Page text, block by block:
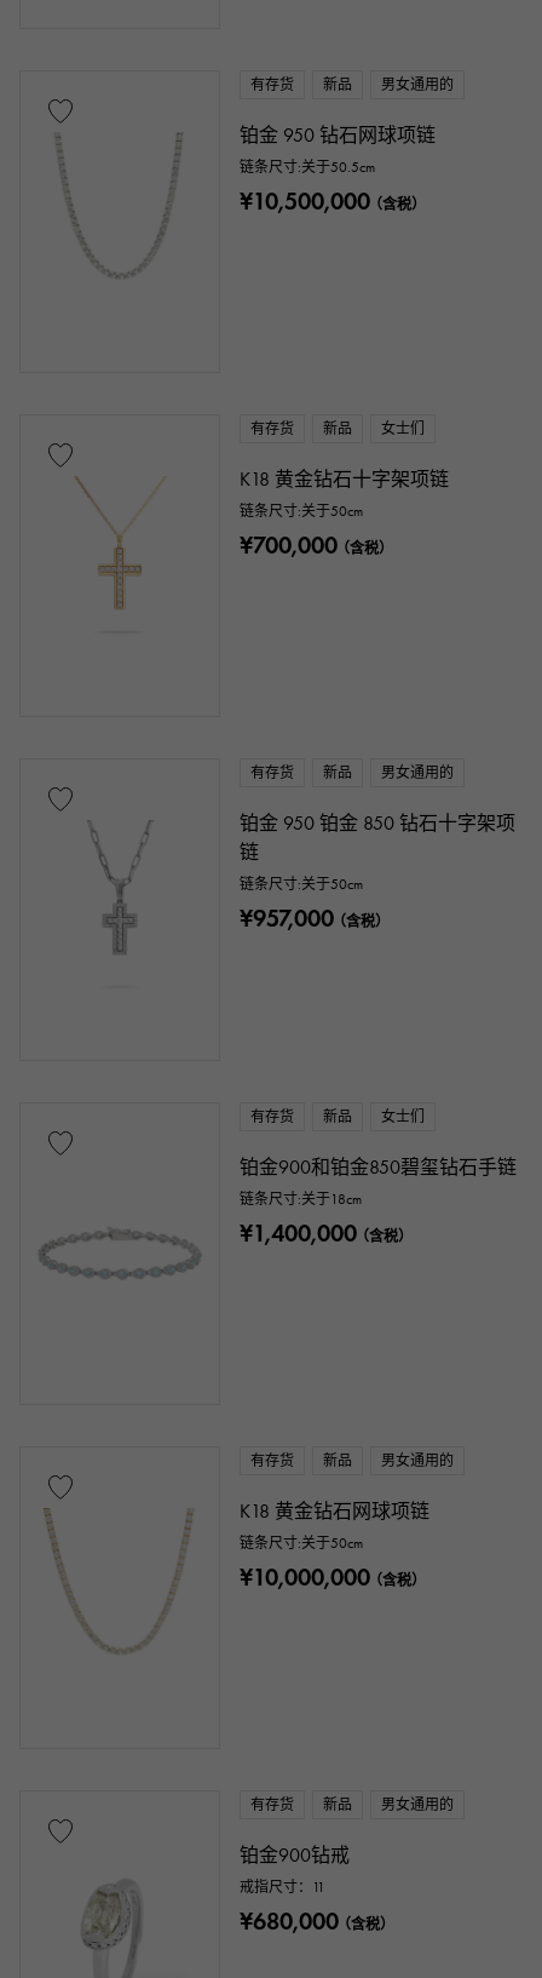
保固期 鉴定书
鉴别书 维修声明 维修保修
有存货 新品 男女通用的
铂金 950 钻石网球项链
链条尺寸:关于50.5cm
¥10,500,000（含税）
有存货 新品 女士们
K18 黄金钻石十字架项链
链条尺寸:关于50cm
¥700,000（含税）
有存货 新品 男女通用的
铂金 950 铂金 850 钻石十字架项
链
链条尺寸:关于50cm
¥957,000（含税）
有存货 新品 女士们
铂金900和铂金850碧玺钻石手链
链条尺寸:关于18cm
¥1,400,000（含税）
有存货 新品 男女通用的
K18 黄金钻石网球项链
链条尺寸:关于50cm
¥10,000,000（含税）
有存货 新品 男女通用的
铂金900钻戒
戒指尺寸：11
¥680,000（含税）